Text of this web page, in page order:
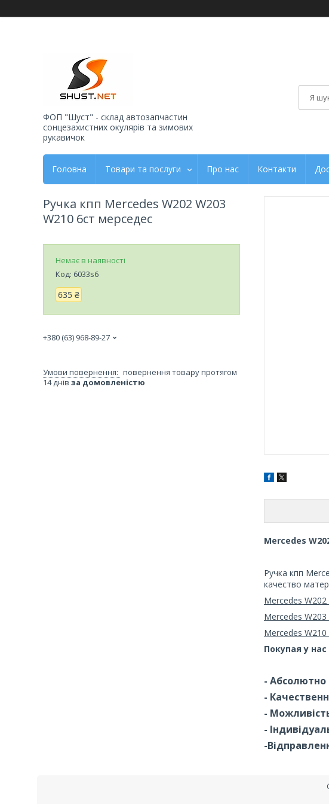
ФОП "Шуст" - склад автозапчастин
сонцезахистних окулярів та зимових
рукавичок
Головна Товари та послуги Про нас Контакти
Mercedes
Ручка кпп
качество
Mercedes W202
Mercedes W203
Mercedes W210
Покупая у
-
-
-
-
-
Ручка кпп Mercedes W202 W203
W210 6ст мерседес
Немає в наявності
Код: 6033s6
635 ₴
+380 (63) 968-89-27
повернення товару протягом
14 днів за домовленістю